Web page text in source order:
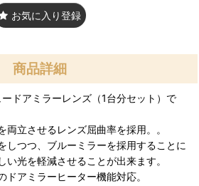
お気に入り登録
商品詳細
ドアミラーレンズ（1台分セット）で
両立させるレンズ屈曲率を採用。。
しつつ、ブルーミラーを採用することに
い光を軽減させることが出来ます。
アミラーヒーター機能対応。